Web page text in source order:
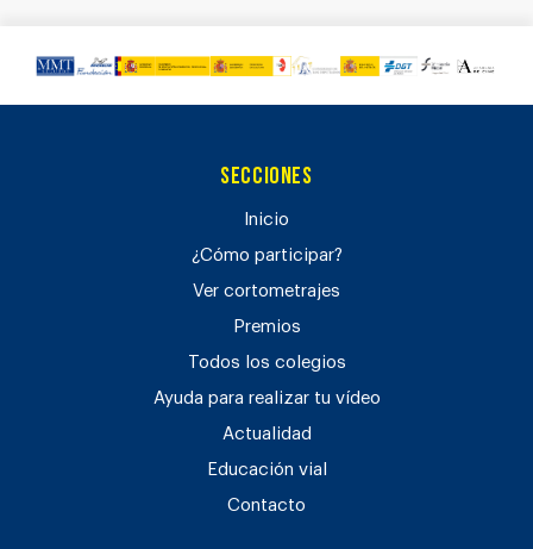
Secciones
Inicio
¿Cómo participar?
Ver cortometrajes
Premios
Todos los colegios
Ayuda para realizar tu vídeo
Actualidad
Educación vial
Contacto